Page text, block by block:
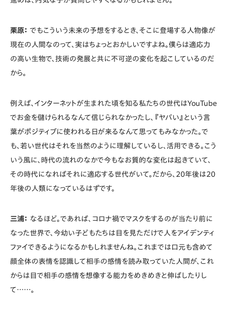
栗原： でもこういう未来の予想をするとき、そこに登場する人物像が
現在の人間なのって、実はちょっとおかしいですよね。僕らは適応力
の高い生物で、技術の発展と共に不可逆の変化を起こしているのだ
から。
例えば、インターネットが生まれた頃を知る私たちの世代はYouTube
でお金を儲けられるなんて信じられなかったし、『ヤバい』という言
葉がポジティブに使われる日が来るなんて思ってもみなかった。で
も、若い世代はそれを当然のように理解しているし、活用できる。こう
いう風に、時代の流れのなかで今もなお質的な変化は起きていて、
その時代になればそれに適応する世代がいて。だから、20年後は20
年後の人類になっているはずです。
三浦： なるほど。であれば、コロナ禍でマスクをするのが当たり前に
なった世界で、今幼い子どもたちは目を見ただけで人をアイデンティ
ファイできるようになるかもしれませんね。これまでは口元も含めて
顔全体の表情を認識して相手の感情を読み取っていた人間が、これ
からは目で相手の感情を想像する能力をめきめきと伸ばしたりし
て……。